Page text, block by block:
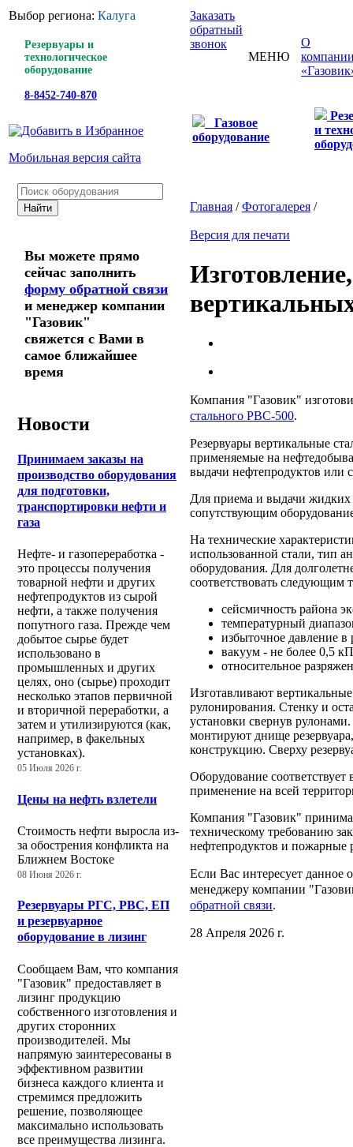
Выбор региона: Калуга
Резервуары и
технологическое
оборудование
8-8452-740-870
Мобильная версия сайта
Заказать
обратный
звонок
МЕНЮ
О
Газовое
оборудование
и
Вы можете прямо
сейчас заполнить
форму обратной связи
и менеджер компании
"Газовик"
свяжется с Вами в
самое ближайшее
время
Новости
Принимаем заказы на
производство оборудования
для подготовки,
транспортировки нефти и
газа
Нефте- и газопереработка -
это процессы получения
товарной нефти и других
нефтепродуктов из сырой
нефти, а также получения
попутного газа. Прежде чем
добытое сырье будет
использовано в
промышленных и других
целях, оно (сырье) проходит
несколько этапов первичной
и вторичной переработки, а
затем и утилизируются (как,
например, в факельных
установках).
05 Июля 2026 г.
Цены на нефть взлетели
Стоимость нефти выросла из-
за обострения конфликта на
Ближнем Востоке
08 Июня 2026 г.
Резервуары РГС, РВС, ЕП
и резервуарное
оборудование в лизинг
Сообщаем Вам, что компания
"Газовик" предоставляет в
лизинг продукцию
собственного изготовления и
других сторонних
производителей. Мы
напрямую заинтересованы в
эффективном развитии
бизнеса каждого клиента и
стремимся предложить
решение, позволяющее
максимально использовать
все преимущества лизинга.
Главная /Фотогалерея /
Версия для печати
Компания "Газовик"
стального РВС-500.
Резервуары вертикальные
применяемые на
выдачи нефтепродуктов или
Для приема и выдачи жидких
сопутствующим
На технические
использованной стали, тип
оборудования. Для
соответствовать следующим
сейсмичность района
температурный
избыточное давление
вакуум - не более 0,5
относительное
Изготавливают
рулонирования. Стенку и
установки свернув
монтируют днище
конструкцию. Сверху
Оборудование соответствует
применение на всей
Компания "Газовик"
техническому требованию
нефтепродуктов и пожарные
Если Вас интересует
менеджеру компании
обратной связи.
28 Апреля 2026 г.